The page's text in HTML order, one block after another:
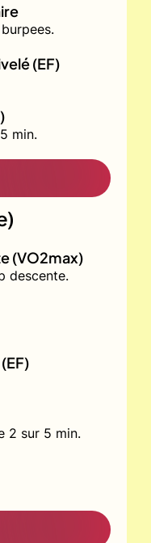
(EF)
min.
(VO2max)
descente.
2 sur 5 min.